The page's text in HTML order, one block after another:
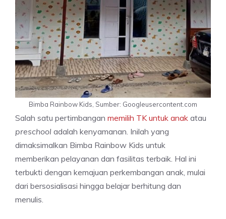
Bimba Rainbow Kids, Sumber: Googleusercontent.com
Salah satu pertimbangan memilih TK untuk anak atau
preschool adalah kenyamanan. Inilah yang
dimaksimalkan Bimba Rainbow Kids untuk
memberikan pelayanan dan fasilitas terbaik. Hal ini
terbukti dengan kemajuan perkembangan anak, mulai
dari bersosialisasi hingga belajar berhitung dan
menulis.